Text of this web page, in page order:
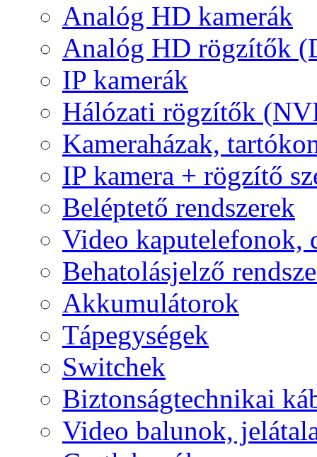
Analóg HD kamerák
Analóg HD rögzítők
IP kamerák
Hálózati rögzítők
Kameraházak,
IP kamera + rögzítő
Beléptető rendszerek
Video kaputelefonok,
Behatolásjelző
Akkumulátorok
Tápegységek
Switchek
Biztonságtechnikai
Video balunok,